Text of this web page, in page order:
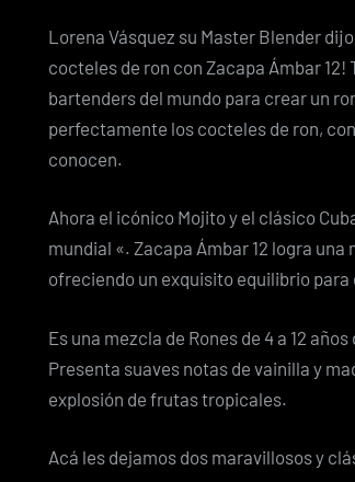
Lorena Vásquez su Master Blender
cocteles de ron con Zacapa Ámbar
bartenders del mundo para crear un
perfectamente los cocteles de ron,
conocen.
Ahora el icónico Mojito y el clásico
mundial «. Zacapa Ámbar 12 logra
ofreciendo un exquisito equilibrio
Es una mezcla de Rones de 4 a 12
Presenta suaves notas de vainilla y
explosión de frutas tropicales.
Acá les dejamos dos maravillosos y